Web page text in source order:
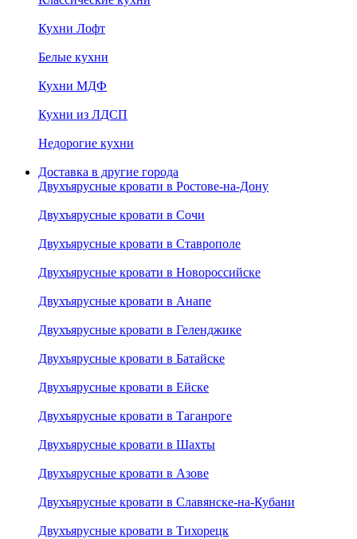
Кухни Лофт
Белые кухни
Кухни МДФ
Кухни из ЛДСП
Недорогие кухни
Доставка в другие города
Двухъярусные кровати в Ростове-на-Дону
Двухъярусные кровати в Сочи
Двухъярусные кровати в Ставрополе
Двухъярусные кровати в Новороссийске
Двухъярусные кровати в Анапе
Двухъярусные кровати в Геленджике
Двухъярусные кровати в Батайске
Двухъярусные кровати в Ейске
Двухъярусные кровати в Таганроге
Двухъярусные кровати в Шахты
Двухъярусные кровати в Азове
Двухъярусные кровати в Славянске-на-Кубани
Двухъярусные кровати в Тихорецк